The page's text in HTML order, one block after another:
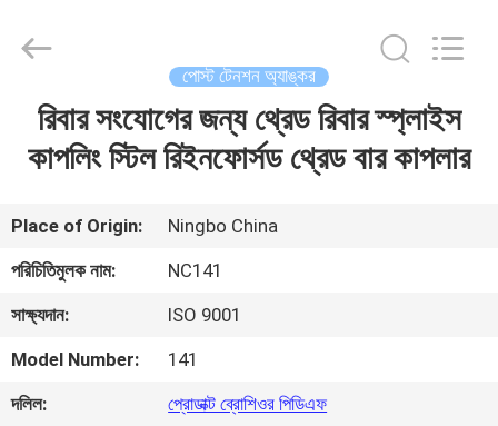
বাড়ি
ভিডিও
আমাদের
সম্বন্ধে
Foundry
CO.,LTD.
পোস্ট টেনশন অ্যাঙ্কর
রিবার সংযোগের জন্য থ্রেড রিবার স্প্লাইস
কাপলিং স্টিল রিইনফোর্সড থ্রেড বার কাপলার
Place of Origin:
Ningbo China
পরিচিতিমুলক নাম:
NC141
সাক্ষ্যদান:
ISO 9001
Model Number:
141
দলিল:
প্রোডাক্ট ব্রোশিওর পিডিএফ